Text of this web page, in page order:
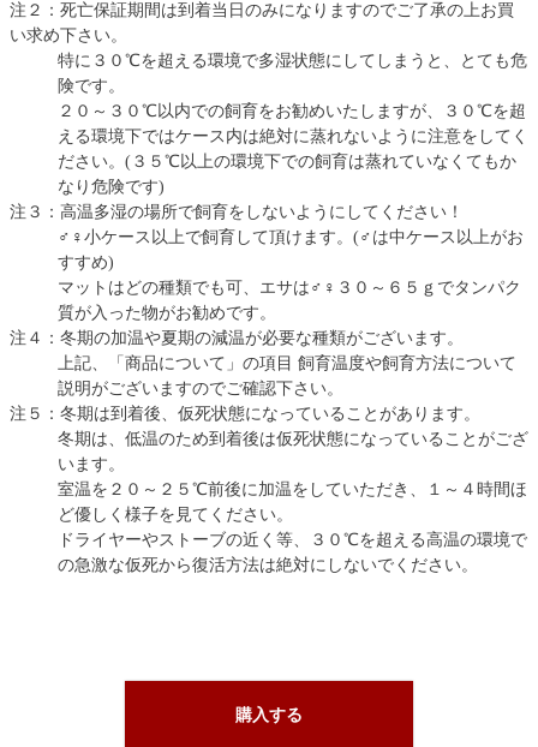
注２：死亡保証期間は到着当日のみになりますのでご了承の上お買
い求め下さい。
特に３０℃を超える環境で多湿状態にしてしまうと、とても危
険です。
２０～３０℃以内での飼育をお勧めいたしますが、３０℃を超
える環境下ではケース内は絶対に蒸れないように注意をしてく
ださい。(３５℃以上の環境下での飼育は蒸れていなくてもか
なり危険です)
注３：高温多湿の場所で飼育をしないようにしてください！
♂♀小ケース以上で飼育して頂けます。(♂は中ケース以上がお
すすめ)
マットはどの種類でも可、エサは♂♀３０～６５ｇでタンパク
質が入った物がお勧めです。
注４：冬期の加温や夏期の減温が必要な種類がございます。
上記、「商品について」の項目 飼育温度や飼育方法について
説明がございますのでご確認下さい。
注５：冬期は到着後、仮死状態になっていることがあります。
冬期は、低温のため到着後は仮死状態になっていることがござ
います。
室温を２０～２５℃前後に加温をしていただき、１～４時間ほ
ど優しく様子を見てください。
ドライヤーやストーブの近く等、３０℃を超える高温の環境で
の急激な仮死から復活方法は絶対にしないでください。
購入する